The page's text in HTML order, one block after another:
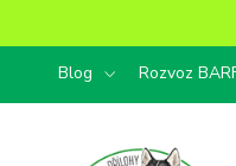
Blog Rozvoz